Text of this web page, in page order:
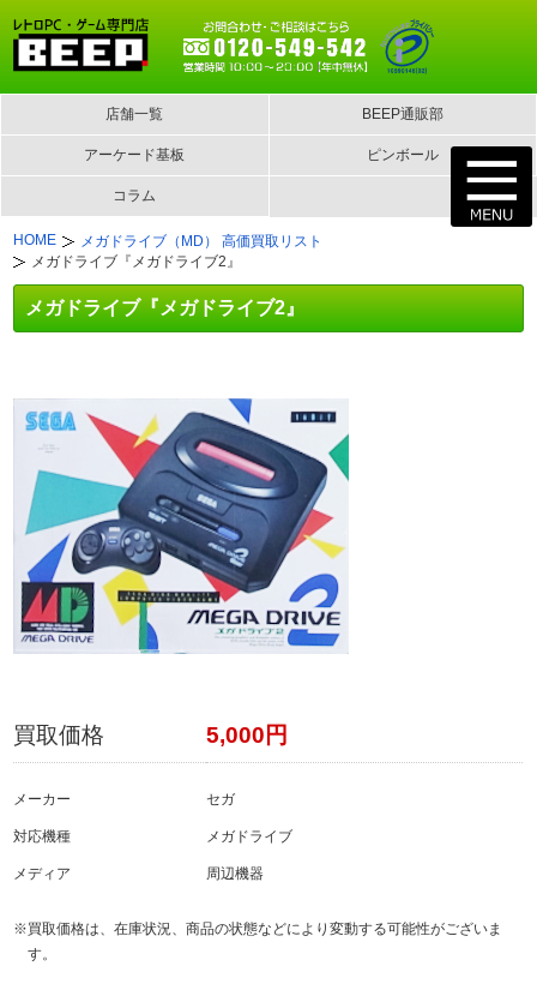
店舗一覧 BEEP通販部
アーケード基板 ピンボール
コラム
HOME
メガドライブ（MD） 高価買取リスト
メガドライブ『メガドライブ2』
メガドライブ『メガドライブ2』
買取価格 5,000円
メーカー セガ
対応機種 メガドライブ
メディア 周辺機器
※買取価格は、在庫状況、商品の状態などにより変動する可能性がございま
す。